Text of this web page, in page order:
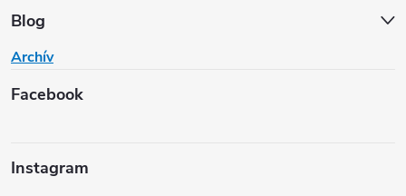
Blog
Archív
Facebook
Instagram